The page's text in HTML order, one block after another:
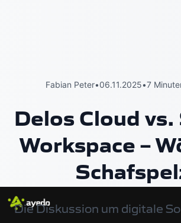
Fabian Peter•06.11.2025•7
Delos Cloud
Workspace –
Die Diskussion um digitale